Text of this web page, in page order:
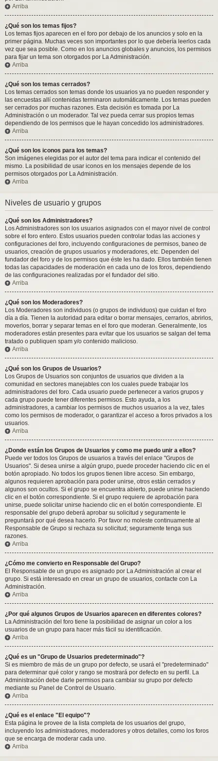
Arriba
¿Qué son los temas fijos?
Los temas fijos aparecen en el foro por debajo de los anuncios y solo en la
primer página. Muchas veces son importantes por lo que debería leerlos cada
vez que sea posible. Como en los anuncios globales y anuncios, los permisos
para fijar un tema son otorgados por La Administración.
Arriba
¿Qué son los temas cerrados?
Los temas cerrados son temas donde los usuarios ya no pueden responder y
las encuestas allí contenidas terminaron automáticamente. Los temas pueden
ser cerrados por muchas razones. Esta decisión es tomada por La
Administración o un moderador. Tal vez pueda cerrar sus propios temas
dependiendo de los permisos que le hayan concedido los administradores.
Arriba
¿Qué son los iconos para los temas?
Son imágenes elegidas por el autor del tema para indicar el contenido del
mismo. La posibilidad de usar iconos en los mensajes depende de los
permisos otorgados por La Administración.
Arriba
Niveles de usuario y grupos
¿Qué son los Administradores?
Los Administradores son los usuarios asignados con el mayor nivel de control
sobre el foro entero. Estos usuarios pueden controlar todas las acciones y
configuraciones del foro, incluyendo configuraciones de permisos, baneo de
usuarios, creación de grupos usuarios y moderadores, etc. Dependen del
fundador del foro y de los permisos que éste les ha dado. Ellos también tienen
todas las capacidades de moderación en cada uno de los foros, dependiendo
de las configuraciones realizadas por el fundador del sitio.
Arriba
¿Qué son los Moderadores?
Los Moderadores son individuos (o grupos de individuos) que cuidan el foro
día a día. Tienen la autoridad para editar o borrar mensajes, cerrarlos, abrirlos,
moverlos, borrar y separar temas en el foro que moderan. Generalmente, los
moderadores están presentes para evitar que los usuarios se salgan del tema
tratado o publiquen spam y/o contenido malicioso.
Arriba
¿Qué son los Grupos de Usuarios?
Los Grupos de Usuarios son conjuntos de usuarios que dividen a la
comunidad en sectores manejables con los cuales puede trabajar los
administradores del foro. Cada usuario puede pertenecer a varios grupos y
cada grupo puede tener diferentes permisos. Esto ayuda, a los
administradores, a cambiar los permisos de muchos usuarios a la vez, tales
como los permisos de moderador, o garantizar el acceso a foros privados a los
usuarios.
Arriba
¿Donde están los Grupos de Usuarios y como me puedo unir a ellos?
Puede ver todos los Grupos de usuarios a través del enlace "Grupos de
Usuarios". Si desea unirse a algún grupo, puede proceder haciendo clic en el
botón apropiado. No todos los grupos tienen libre acceso. Sin embargo,
algunos requieren aprobación para poder unirse, otros están cerrados y
algunos son ocultos. Si el grupo se encuentra abierto, puede unirse haciendo
clic en el botón correspondiente. Si el grupo requiere de aprobación para
unirse, puede solicitar unirse haciendo clic en el botón correspondiente. El
responsable del grupo deberá aprobar su solicitud y seguramente le
preguntará por qué desea hacerlo. Por favor no moleste continuamente al
Responsable de Grupo si rechaza su solicitud; seguramente tenga sus
razones.
Arriba
¿Cómo me convierto en Responsable del Grupo?
El Responsable de un grupo es asignado por La Administración al crear el
grupo. Si está interesado en crear un grupo de usuarios, contacte con La
Administración.
Arriba
¿Por qué algunos Grupos de Usuarios aparecen en diferentes colores?
La Administración del foro tiene la posibilidad de asignar un color a los
usuarios de un grupo para hacer más fácil su identificación.
Arriba
¿Qué es un "Grupo de Usuarios predeterminado"?
Si es miembro de más de un grupo por defecto, se usará el "predeterminado"
para determinar qué color y rango se mostrará por defecto en su perfil. La
Administración debe darle permisos para cambiar su grupo por defecto
mediante su Panel de Control de Usuario.
Arriba
¿Qué es el enlace "El equipo"?
Esta página le provee de la lista completa de los usuarios del grupo,
incluyendo los administradores, moderadores y otros detalles, como los foros
que se encarga de moderar cada uno.
Arriba